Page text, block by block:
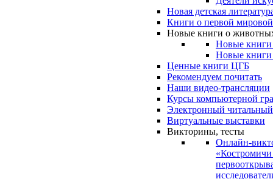
Новая детская
Книги о первой
Новые книги о
Новые книги
Новые книги
Ценные книги ЦГБ
Рекомендуем почитать
Наши видео-трансляции
Курсы компьютерной
Электронный читальный
Виртуальные выставки
Викторины, тесты
Онлайн-